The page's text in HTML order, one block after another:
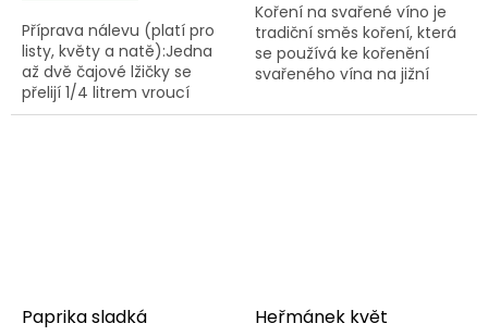
Příprava nálevu (platí pro
listy, květy a natě):Jedna
až dvě čajové lžičky se
přelijí 1/4 litrem vroucí
vody, nechají se v zakryté
5
hvězdiček.
Koření na svařené víno je
tradiční směs koření, která
se používá ke kořenění
svařeného vína na jižní
ani žádné jiné přísady.Dva
Paprika sladká Heřmánek květ